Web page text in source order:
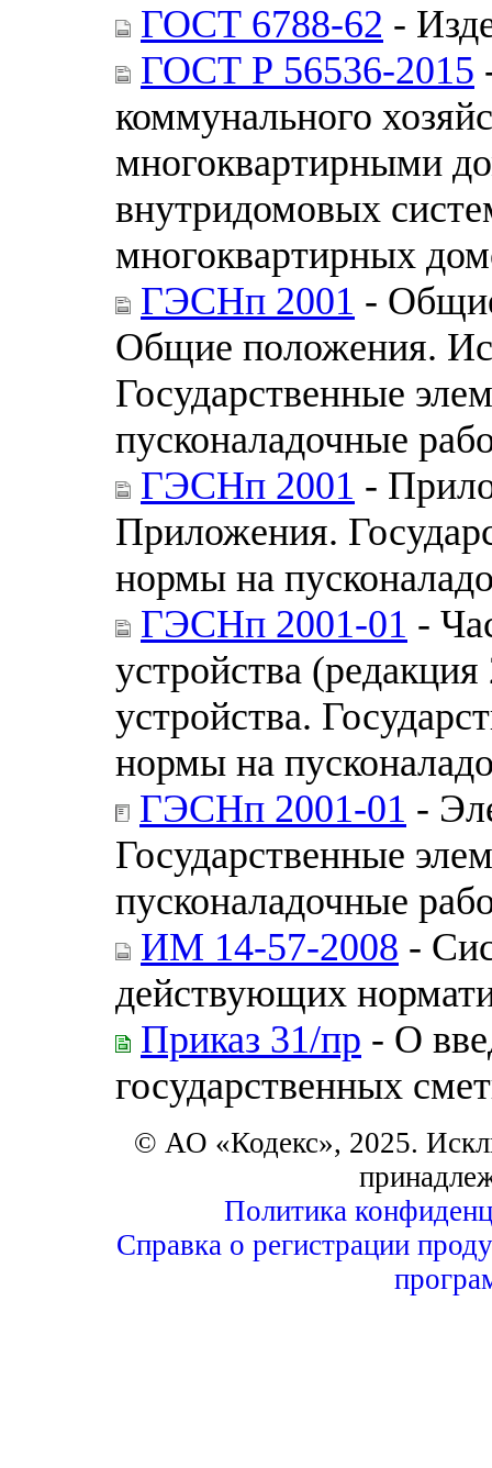
ГОСТ 6788-62 -
ГОСТ Р 56536-2015
коммунального
многоквартирными
внутридомовых
многоквартирных
ГЭСНп 2001 -
Общие положения.
Государственные
пусконаладочные
ГЭСНп 2001 -
Приложения.
нормы на
ГЭСНп 2001-01 -
устройства
устройства.
нормы на
ГЭСНп 2001-01 -
Государственные
пусконаладочные
ИМ 14-57-2008 -
действующих
Приказ 31/пр - О
государственных
© АО «Кодекс», 2025.
Политика
Справка о регистрации